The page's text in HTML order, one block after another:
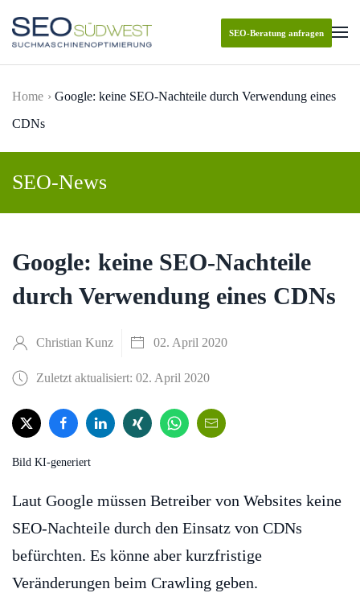
Skip to main content
SEO-Beratung anfragen
Home
Google: keine SEO-Nachteile durch Verwendung eines
CDNs
SEO-News
Google: keine SEO-Nachteile
durch Verwendung eines CDNs
Christian Kunz 02. April 2020
Zuletzt aktualisiert: 02. April 2020
Bild KI-generiert
Laut Google müssen Betreiber von Websites keine
SEO-Nachteile durch den Einsatz von CDNs
befürchten. Es könne aber kurzfristige
Veränderungen beim Crawling geben.